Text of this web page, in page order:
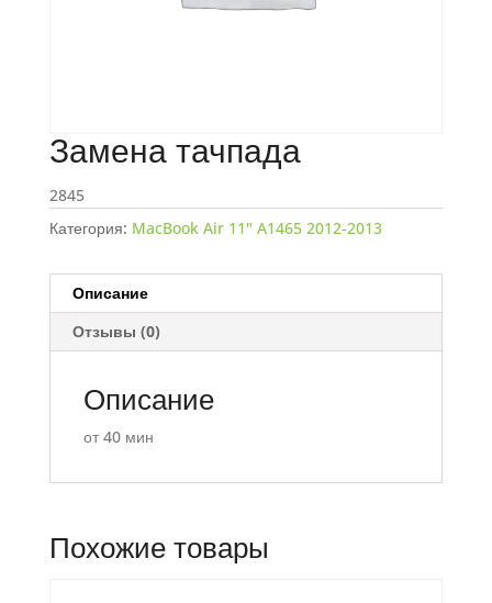
Замена тачпада
2845
Категория: MacBook Air 11" A1465 2012-2013
Описание
Отзывы (0)
Описание
от 40 мин
Похожие товары